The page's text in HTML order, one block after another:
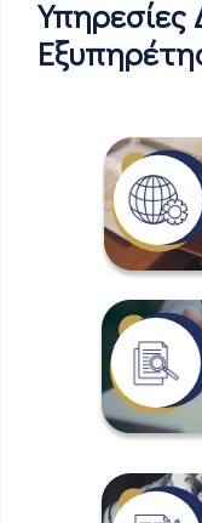
Υπηρεσίες